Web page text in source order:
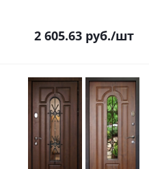
2 605.63руб./шт